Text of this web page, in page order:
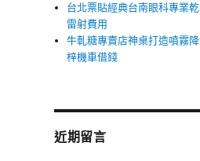
台北票貼經典台南眼科專業
雷射費用
牛軋糖專賣店神桌打造噴霧
梓機車借錢
近期留言